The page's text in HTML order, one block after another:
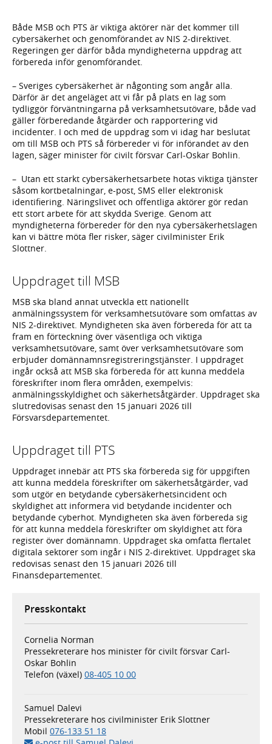
Både MSB och PTS är viktiga aktörer när det kommer till
cybersäkerhet och genomförandet av NIS 2-direktivet.
Regeringen ger därför båda myndigheterna uppdrag att
förbereda inför genomförandet.
– Sveriges cybersäkerhet är någonting som angår alla.
Därför är det angeläget att vi får på plats en lag som
tydliggör förväntningarna på verksamhetsutövare, både vad
gäller förberedande åtgärder och rapportering vid
incidenter. I och med de uppdrag som vi idag har beslutat
om till MSB och PTS så förbereder vi för införandet av den
lagen, säger minister för civilt försvar Carl-Oskar Bohlin.
– Utan ett starkt cybersäkerhetsarbete hotas viktiga tjänster
såsom kortbetalningar, e-post, SMS eller elektronisk
identifiering. Näringslivet och offentliga aktörer gör redan
ett stort arbete för att skydda Sverige. Genom att
myndigheterna förbereder för den nya cybersäkerhetslagen
kan vi bättre möta fler risker, säger civilminister Erik
Slottner.
Uppdraget till MSB
MSB ska bland annat utveckla ett nationellt
anmälningssystem för verksamhetsutövare som omfattas av
NIS 2-direktivet. Myndigheten ska även förbereda för att ta
fram en förteckning över väsentliga och viktiga
verksamhetsutövare, samt över verksamhetsutövare som
erbjuder domännamnsregistreringstjänster. I uppdraget
ingår också att MSB ska förbereda för att kunna meddela
föreskrifter inom flera områden, exempelvis:
anmälningsskyldighet och säkerhetsåtgärder. Uppdraget ska
slutredovisas senast den 15 januari 2026 till
Försvarsdepartementet.
Uppdraget till PTS
Uppdraget innebär att PTS ska förbereda sig för uppgiften
att kunna meddela föreskrifter om säkerhetsåtgärder, vad
som utgör en betydande cybersäkerhetsincident och
skyldighet att informera vid betydande incidenter och
betydande cyberhot. Myndigheten ska även förbereda sig
för att kunna meddela föreskrifter om skyldighet att föra
register över domännamn. Uppdraget ska omfatta flertalet
digitala sektorer som ingår i NIS 2-direktivet. Uppdraget ska
redovisas senast den 15 januari 2026 till
Finansdepartementet.
Presskontakt
Cornelia Norman
Pressekreterare hos minister för civilt försvar Carl-
Oskar Bohlin
Telefon (växel) 08-405 10 00
Samuel Dalevi
Pressekreterare hos civilminister Erik Slottner
Mobil 076-133 51 18